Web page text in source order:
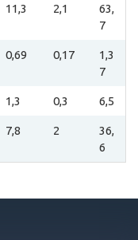
11,3 2,1
63,
7
0,69 0,17
1,3
7
1,3 0,3 6,5
7,8 2
36,
6